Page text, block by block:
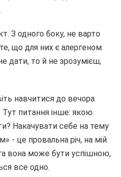
З одного боку, не варто
що для них є алергеном.
дати, то й не зрозумієш,
навчитися до вечора
Тут питання інше: якою
Накачувати себе на тему
- це провальна річ, на мій
вона може бути успішною,
все одно.